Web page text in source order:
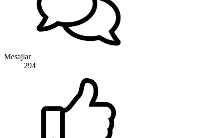
Mesajlar
294